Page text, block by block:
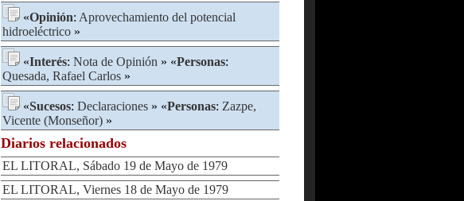
«Opinión: Aprovechamiento del potencial
hidroeléctrico »
«Interés: Nota de Opinión » «Personas:
Quesada, Rafael Carlos »
«Sucesos: Declaraciones » «Personas: Zazpe,
Vicente (Monseñor) »
Diarios relacionados
EL LITORAL, Sábado 19 de Mayo de 1979
EL LITORAL, Viernes 18 de Mayo de 1979